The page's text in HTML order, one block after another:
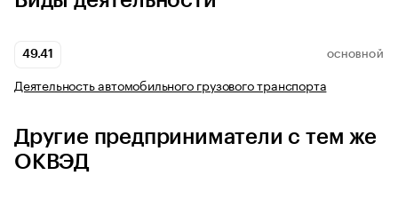
49.41 ОСНОВНОЙ
Деятельность автомобильного грузового транспорта
Другие предприниматели с тем же
ОКВЭД